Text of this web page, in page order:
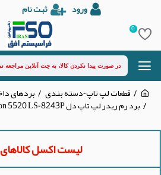
ورود ثبت نام
0
قطعات لپ تاپ-دسته بندی بردهای
برد رم ریدر لپ تاپ دل Inspiron 5520 LS-8243P
لیست اکسل